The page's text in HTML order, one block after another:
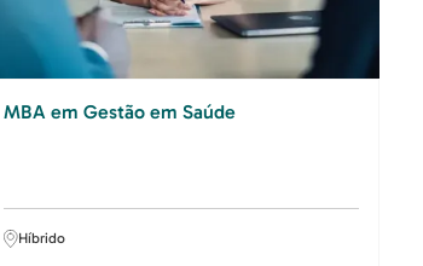
MBA em Gestão em Saúde
Híbrido